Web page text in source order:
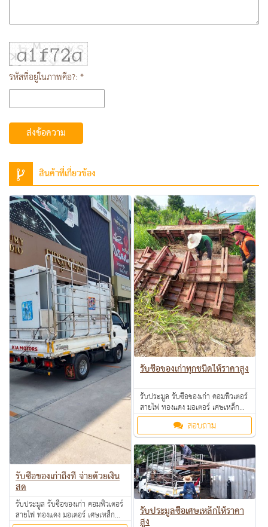
รหัสที่อยู่ในภาพคือ?: *
ส่งข้อความ
สินค้าที่เกี่ยวข้อง
รับซื้อของเก่าถึงที่ จ่ายด้วยเงิน
สด
รับประมูล รับซื้อของเก่า คอมพิวเตอร์
สายไฟ ทองแดง มอเตอร์ เศษเหล็ก
รับซื้อของเก่าทุกชนิดให้ราคาสูง
รับประมูล รับซื้อของเก่า คอมพิวเตอร์
สายไฟ ทองแดง มอเตอร์ เศษเหล็ก
อลูมิเนียม คอมเพรสเซอร์ แอร์เก่า
ตามโรงงาน โรงแรม อพาร์ทเม้นท์ ให้
ราคาดี คุยง่าย จ่ายคล่อง รับซื้อเงินสด
ถึงที่ สนใจทักมาสอบถามหรือส่งรูป
มาสอบถามได้ค่ะ
สอบถาม
รับประมูลซื้อเศษเหล็กให้ราคา
สูง